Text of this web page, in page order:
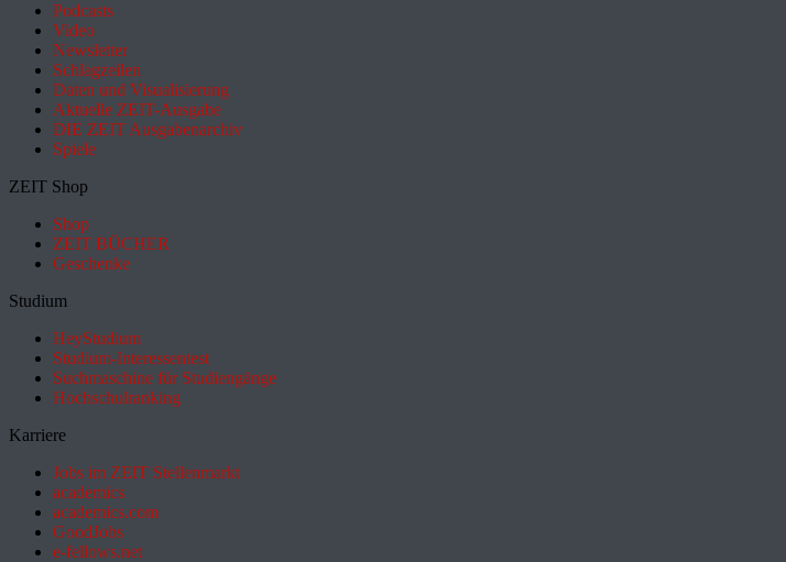
Podcasts
Video
Newsletter
Schlagzeilen
Daten und Visualisierung
Aktuelle ZEIT-Ausgabe
DIE ZEIT Ausgabenarchiv
Spiele
ZEIT Shop
Shop
ZEIT BÜCHER
Geschenke
Studium
HeyStudium
Studium-Interessentest
Suchmaschine für Studiengänge
Hochschulranking
Karriere
Jobs im ZEIT Stellenmarkt
academics
academics.com
GoodJobs
e-fellows.net